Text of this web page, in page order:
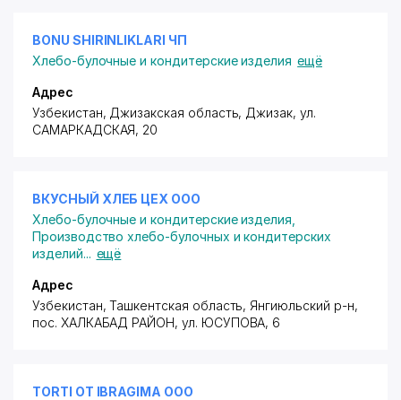
BONU SHIRINLIKLARI ЧП
Хлебо-булочные и кондитерские изделия ещё
Адрес
Узбекистан, Джизакская область, Джизак, ул.
САМАРКАДСКАЯ, 20
ВКУСНЫЙ ХЛЕБ ЦЕХ ООО
Хлебо-булочные и кондитерские изделия
Производство хлебо-булочных и кондитерских
изделий... ещё
Адрес
Узбекистан, Ташкентская область, Янгиюльский р-н,
пос. ХАЛКАБАД РАЙОН, ул. ЮСУПОВА, 6
TORTI OT IBRAGIMA ООО